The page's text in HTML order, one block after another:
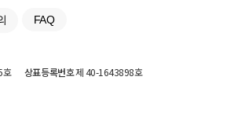
FAQ
호 상표등록번호제 40-1643898호